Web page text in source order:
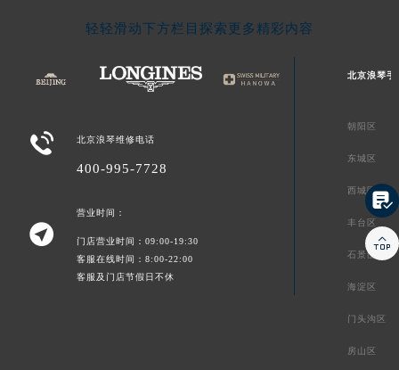
轻轻滑动下方栏目探索更多精彩内容
 北京浪琴维修电话
400-995-7728

营业时间：
门店营业时间：09:00-19:30
客服在线时间：8:00-22:00
客服及门店节假日不休
北京浪琴手
朝阳区
东城区
西城区
丰台区
石景山区
海淀区
门头沟区
房山区

